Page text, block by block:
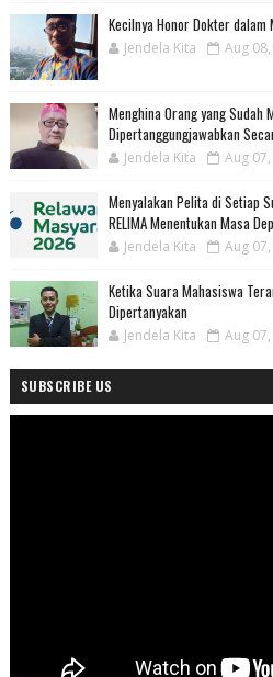
Kecilnya Honor Dokter dalam
Jendela Kita Aug
Menghina Orang yang Sudah
Dipertanggungjawabkan
Jendela Kita Aug
Menyalakan Pelita di Setiap
RELIMA Menentukan Masa
Jendela Kita Aug
Ketika Suara Mahasiswa
Dipertanyakan
Jendela Kita Aug
SUBSCRIBE US